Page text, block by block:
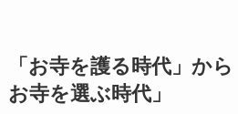
「お寺を護る時代」か
お寺を選ぶ時代」